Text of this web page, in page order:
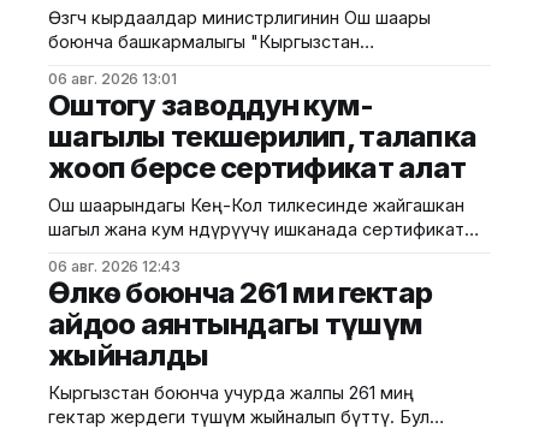
Өзгөчө кырдаалдар министрлигинин Ош шаары
боюнча башкармалыгы "Кыргызстан
жарандык коргонуунун абалына баалоо жүргүздү.
ӨКМдин Ош шаардык башкармалыгы
билдиргендей, иш-чара жарандык коргонуу
боюнча 2026-жылга даярдык планынын негизинде
эвакуациялык чыгуулардын талаптарга
ылайыктуулугун, ошондой эле өрт, авария жана
башка
06 авг. 2026 13:01
Оштогу заводдун кум-
шагылы текшерилип, талапка
жооп берсе сертификат алат
Ош шаарындагы Кең-Кол тилкесинде жайгашкан
шагыл жана кум өндүрүүчү ишканада сертификат
Курулуш, архитектура жана турак жай-
коммуналдык чарба министрлигинин басма сөз
кызматы билдирди. Маалыматка ылайык,
Курулушта сертификаттоонун республикалык
борборунун Түштүк аймактык башкармалыгынын
адистери чыгарылып жаткан өндүрүмдүн сапатына
баа беришти. Иштин жүрүшүндө лабораториялык
06 авг. 2026 12:43
Өлкө боюнча 261 миң гектар
айдоо аянтындагы түшүм
жыйналды
Кыргызстан боюнча учурда жалпы 261 миң
гектар жердеги түшүм жыйналып бүттү. Бул